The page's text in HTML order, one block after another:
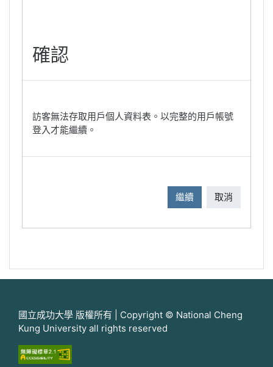
確認
訪客無法存取用戶個人資料表。以完整的用戶帳號
登入才能繼續。
繼續 取消
國立成功大學 版權所有 | Copyright © National Cheng
Kung University all rights reserved